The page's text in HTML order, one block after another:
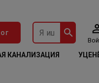
КАНАЛИЗАЦИЯ